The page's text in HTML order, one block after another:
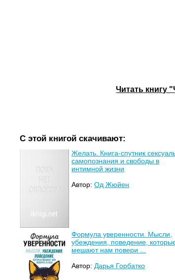
Читать книгу
С этой книгой скачивают:
Желать. Книга-спутник
самопознания и свободы в
интимной жизни
Автор:Од Жюйен
Формула уверенности. Мысли,
убеждения, поведение,
мешают нам повери ...
Автор: Дарья Горбатко